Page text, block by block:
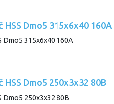
Dmo5 315x6x40 160A
Dmo5 250x3x32 80B